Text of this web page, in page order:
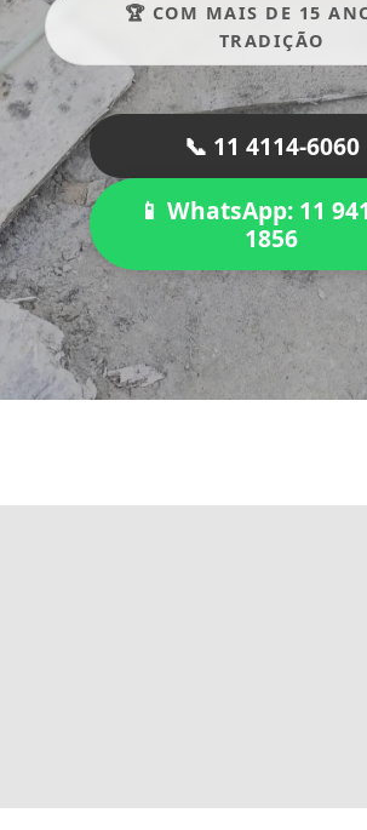
🏆 COM MAIS DE 15
TRADIÇÃO
📞 11 4114-6060
📱 WhatsApp: 11
1856